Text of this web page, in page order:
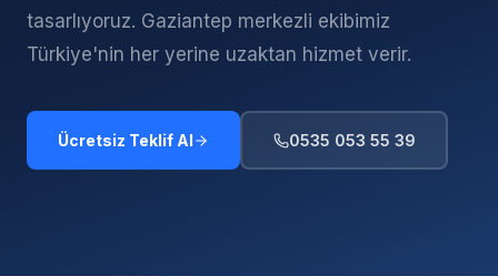
tasarlıyoruz. Gaziantep merkezli ekibimiz
Türkiye'nin her yerine uzaktan hizmet verir.
Ücretsiz Teklif Al 0535 053 55 39